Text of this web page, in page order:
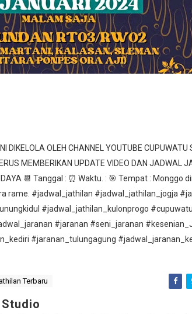
DIKELOLA OLEH CHANNEL YOUTUBE CUPUWATU
MEMBERIKAN UPDATE VIDEO DAN JADWAL
📆 Tanggal : ⏰ Waktu. : 🎯 Tempat : Monggo
rame. #jadwal_jathilan #jadwal_jathilan_jogja
#jadwal_jathilan_kulonprogo
#jaranan #seni_jaranan
#jaranan_tulungagung
Terbaru